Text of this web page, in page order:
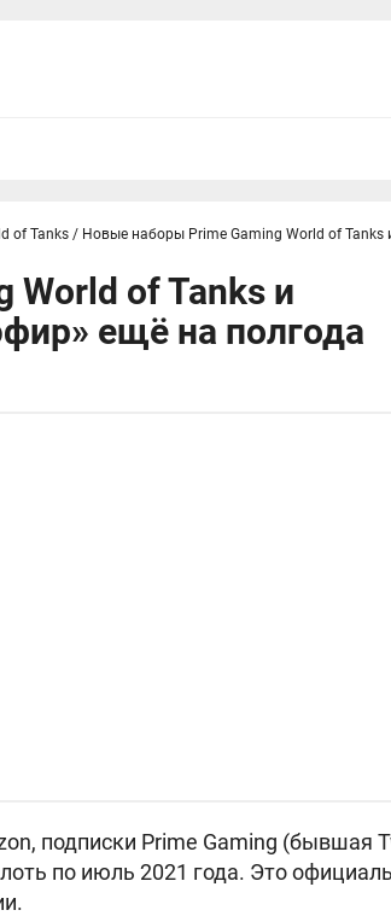
of Tanks / Новые наборы Prime Gaming World of Tanks
World of Tanks и
ещё на полгода
подписки Prime Gaming (бывшая
по июль 2021 года. Это